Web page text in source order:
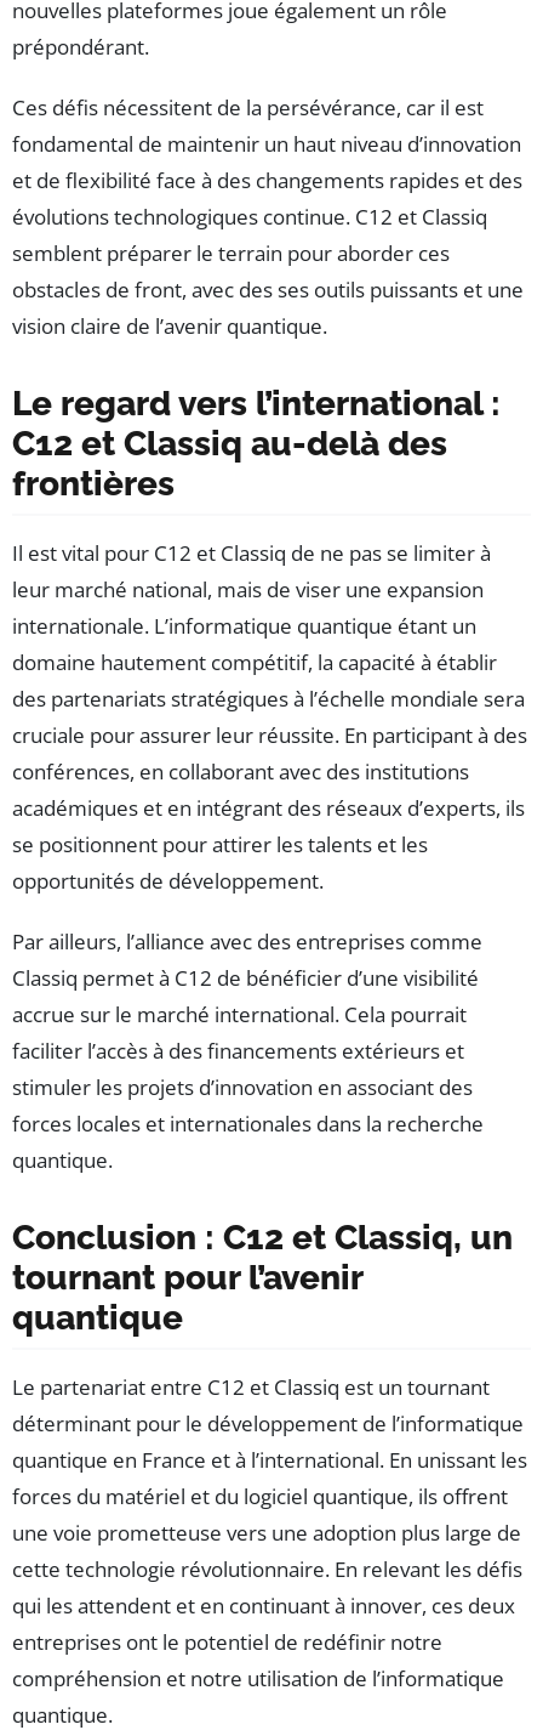
nouvelles plateformes joue également un rôle
prépondérant.
Ces défis nécessitent de la persévérance, car il est
fondamental de maintenir un haut niveau d’innovation
et de flexibilité face à des changements rapides et des
évolutions technologiques continue. C12 et Classiq
semblent préparer le terrain pour aborder ces
obstacles de front, avec des ses outils puissants et une
vision claire de l’avenir quantique.
Le regard vers l’international :
C12 et Classiq au-delà des
frontières
Il est vital pour C12 et Classiq de ne pas se limiter à
leur marché national, mais de viser une expansion
internationale. L’informatique quantique étant un
domaine hautement compétitif, la capacité à établir
des partenariats stratégiques à l’échelle mondiale sera
cruciale pour assurer leur réussite. En participant à des
conférences, en collaborant avec des institutions
académiques et en intégrant des réseaux d’experts, ils
se positionnent pour attirer les talents et les
opportunités de développement.
Par ailleurs, l’alliance avec des entreprises comme
Classiq permet à C12 de bénéficier d’une visibilité
accrue sur le marché international. Cela pourrait
faciliter l’accès à des financements extérieurs et
stimuler les projets d’innovation en associant des
forces locales et internationales dans la recherche
quantique.
Conclusion : C12 et Classiq, un
tournant pour l’avenir
quantique
Le partenariat entre C12 et Classiq est un tournant
déterminant pour le développement de l’informatique
quantique en France et à l’international. En unissant les
forces du matériel et du logiciel quantique, ils offrent
une voie prometteuse vers une adoption plus large de
cette technologie révolutionnaire. En relevant les défis
qui les attendent et en continuant à innover, ces deux
entreprises ont le potentiel de redéfinir notre
compréhension et notre utilisation de l’informatique
quantique.